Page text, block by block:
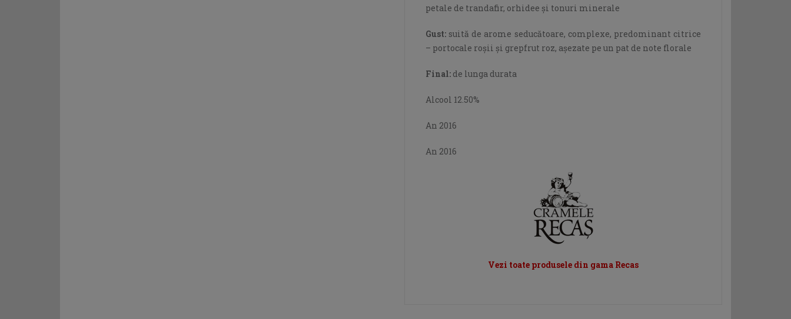
petale de trandafir, orhidee şi tonuri minerale
Gust: suită de arome seducătoare, complexe, predominant citrice
– portocale roşii şi grepfrut roz, aşezate pe un pat de note florale
Final: de lunga durata
Alcool 12.50%
An 2016
An 2016
Vezi toate produsele din gama Recas